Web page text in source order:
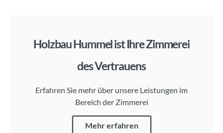
Holzbau Hummel ist Ihre Zimmerei
des Vertrauens
Erfahren Sie mehr über unsere Leistungen im
Bereich der Zimmerei
Mehr erfahren